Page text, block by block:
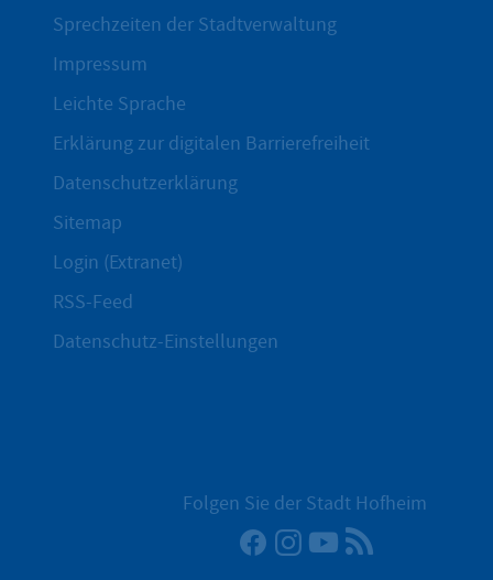
Sprechzeiten der Stadtverwaltung
Impressum
Leichte Sprache
Erklärung zur digitalen Barrierefreiheit
Datenschutzerklärung
Sitemap
Login (Extranet)
RSS-Feed
Datenschutz-Einstellungen
Folgen Sie der Stadt Hofheim
Facebook
Instagram
YouTube